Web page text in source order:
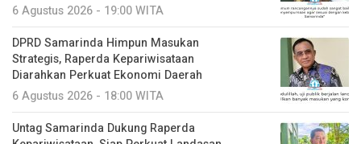
6 Agustus 2026 - 19:00 WITA
DPRD Samarinda Himpun Masukan
Strategis, Raperda Kepariwisataan
Diarahkan Perkuat Ekonomi Daerah
6 Agustus 2026 - 18:00 WITA
Untag Samarinda Dukung Raperda